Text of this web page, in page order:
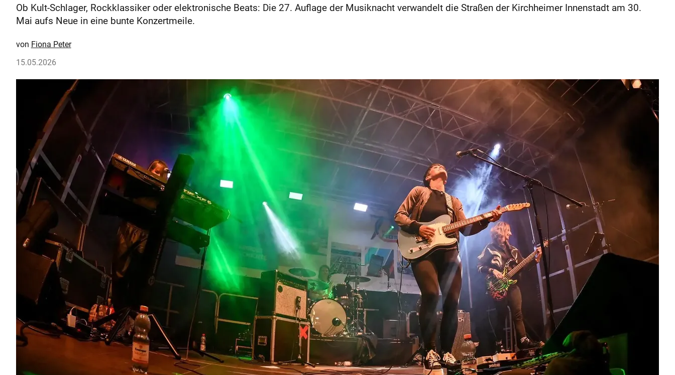
Ob Kult-Schlager, Rockklassiker oder elektronische Beats: Die 27. Auflage der Musiknacht verwandelt die Straßen der Kirchheimer Innenstadt am 30.
Mai aufs Neue in eine bunte Konzertmeile.
Fiona Peter
15.05.2026